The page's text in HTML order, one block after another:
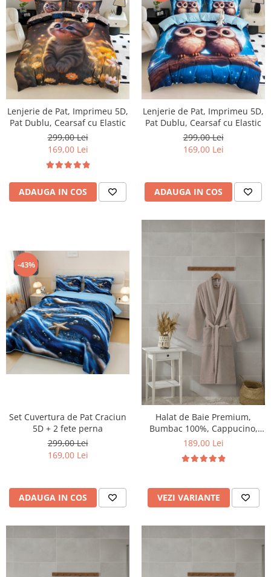
Lenjerie de Pat, Imprimeu 5D,
Pat Dublu, Cearsaf cu Elastic
299,00 Lei
169,00 Lei
ADAUGA IN COS
Lenjerie de Pat, Imprimeu 5D,
Pat Dublu, Cearsaf cu Elastic
299,00 Lei
169,00 Lei
ADAUGA IN COS
-43%
Set Cuvertura de Pat Craciun
5D + 2 fete perna
299,00 Lei
169,00 Lei
ADAUGA IN COS
Halat de Baie Premium,
Bumbac 100%, Cappucino,
Ambalat in Cutie Cadou
189,00 Lei
VEZI VARIANTE